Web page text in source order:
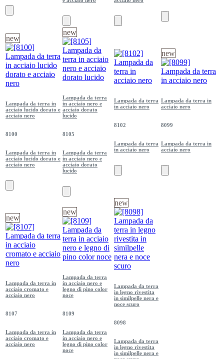
new
Lampada da terra in
acciaio lucido dorato e
acciaio nero
8100
Lampada da terra in
acciaio lucido dorato e
acciaio nero
new
Lampada da terra
in acciaio nero e
acciaio dorato
lucido
8105
Lampada da terra
in acciaio nero e
acciaio dorato
lucido
Lampada da terra
in acciaio nero
8102
Lampada da terra
in acciaio nero
new
Lampada da terra in
acciaio nero
8099
Lampada da terra in
acciaio nero
new
Lampada da terra in
acciaio cromato e
acciaio nero
8107
Lampada da terra in
acciaio cromato e
acciaio nero
new
Lampada da terra
in acciaio nero e
legno di pino color
noce
8109
Lampada da terra
in acciaio nero e
legno di pino color
noce
new
Lampada da terra
in legno rivestita
in similpelle nera e
noce scuro
8098
Lampada da terra
in legno rivestita
in similpelle nera e